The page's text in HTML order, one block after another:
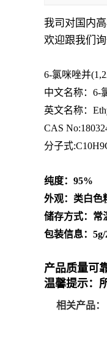
我司对国内
欢迎跟我们
6-氯咪唑并
中文名称： 6-
英文名称：
CAS
分子式
纯度：95%
外观：类白色
储存方式：常
包装信息：5g/
产品质量可
温馨提示：
相关产品：